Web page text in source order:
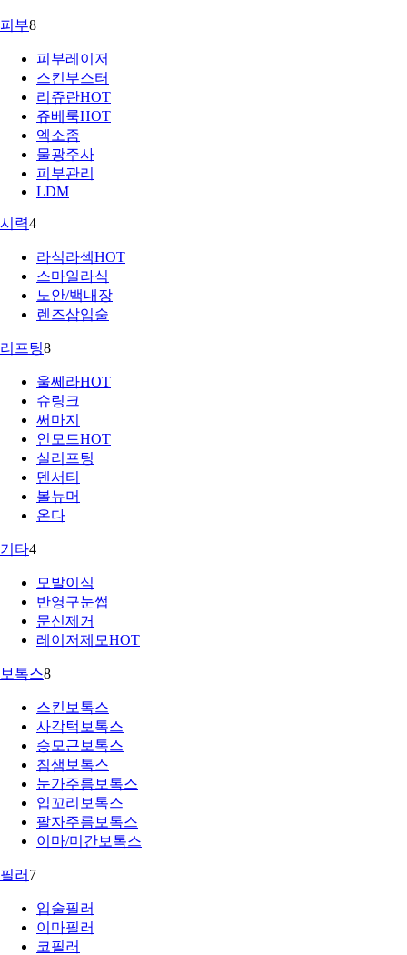
피부8
피부레이저
스킨부스터
리쥬란HOT
쥬베룩HOT
엑소좀
물광주사
피부관리
LDM
시력4
라식라섹HOT
스마일라식
노안/백내장
렌즈삽입술
리프팅8
울쎄라HOT
슈링크
써마지
인모드HOT
실리프팅
덴서티
볼뉴머
온다
기타4
모발이식
반영구눈썹
문신제거
레이저제모HOT
보톡스8
스킨보톡스
사각턱보톡스
승모근보톡스
침샘보톡스
눈가주름보톡스
입꼬리보톡스
팔자주름보톡스
이마/미간보톡스
필러 7
입술필러
이마필러
코필러